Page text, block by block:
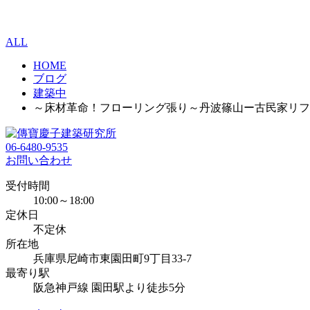
ALL
HOME
ブログ
建築中
～床材革命！フローリング張り～丹波篠山ー古民家リ
06-6480-9535
お問い合わせ
受付時間
10:00～18:00
定休日
不定休
所在地
兵庫県尼崎市東園田町9丁目33-7
最寄り駅
阪急神戸線 園田駅より徒歩5分